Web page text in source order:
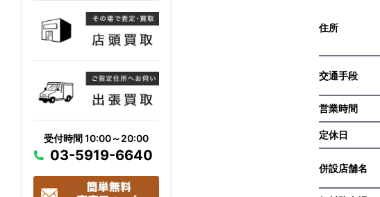
受付時間 10:00～20:00
03-5919-6640
住所
交通手段
営業時間
定休日
併設店舗名